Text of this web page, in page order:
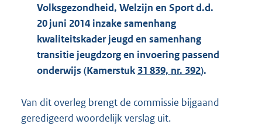
Volksgezondheid, Welzijn en Sport d.d.
20 juni 2014 inzake samenhang
kwaliteitskader jeugd en samenhang
transitie jeugdzorg en invoering passend
onderwijs (Kamerstuk 31 839, nr. 392).
Van dit overleg brengt de commissie bijgaand
geredigeerd woordelijk verslag uit.